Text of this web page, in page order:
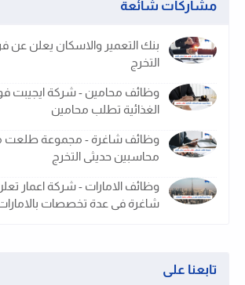
مشاركات شائعة
بنك التعمير والاسكان يعلن
التخرج
وظائف محامين - شركة ايجيبت
الغذائية تطلب محامين
وظائف شاغرة - مجموعة
محاسبين حديثى التخرج
وظائف الامارات - شركة اعمار
شاغرة فى عدة تخصصات
تابعنا على